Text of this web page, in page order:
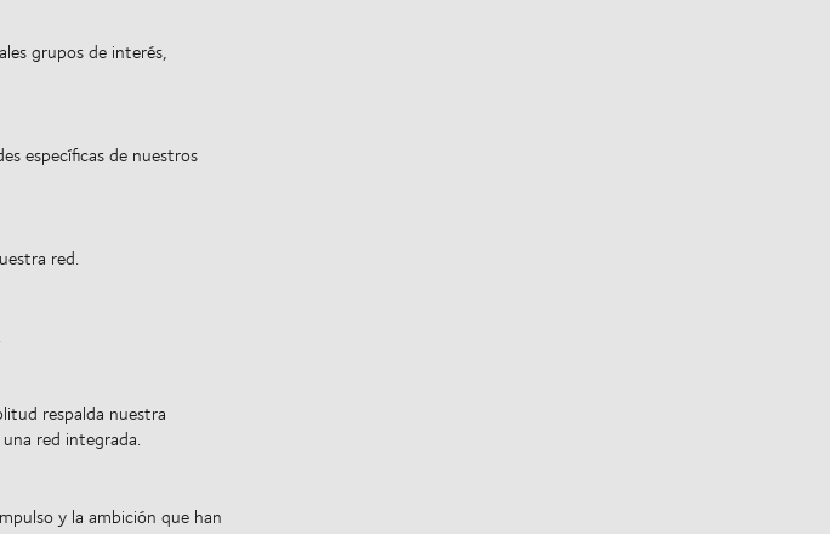
grupos de interés,
específicas de nuestros
red.
respalda nuestra
red integrada.
y la ambición que han